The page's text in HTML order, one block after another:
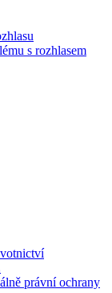
s rozhlasem
právní ochrany